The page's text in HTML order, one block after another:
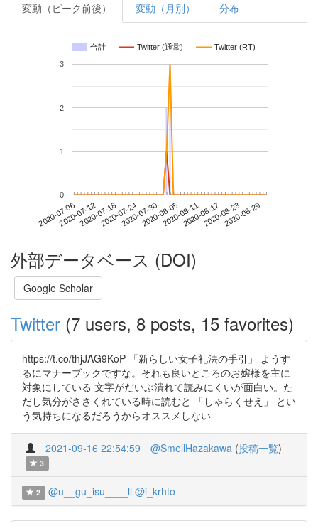
変動（ピーク前後） 変動（月別） 分布
合計 Twitter (通常) Twitter (RT)
2020-07-062020-07-122020-07-182020-07-242020-07-302020-08-052020-08-112020-08-172020-08-232020-08-29
0
1
2
3
外部データベース (DOI)
Google Scholar
Twitter (7 users, 8 posts, 15 favorites)
https://t.co/thjJAG9KoP 「新らしい女子礼法の手引」 ようす
るにマナーブックですな。それも良いところのお嬢様を主に
対象にしている 文字がだいぶ潰れて読みにくいが面白い。た
だし気分がささくれている時に読むと 「しゃらくせえ」 とい
う気持ちになるだろうからオススメしない
2021-09-16 22:54:59 @SmellHazakawa (投稿一覧)
3
2 @u__gu_isu____ll @i_krhto